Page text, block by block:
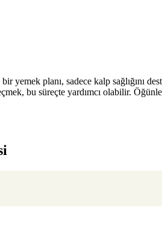
yemek planı, sadece kalp sağlığını
bu süreçte yardımcı olabilir.